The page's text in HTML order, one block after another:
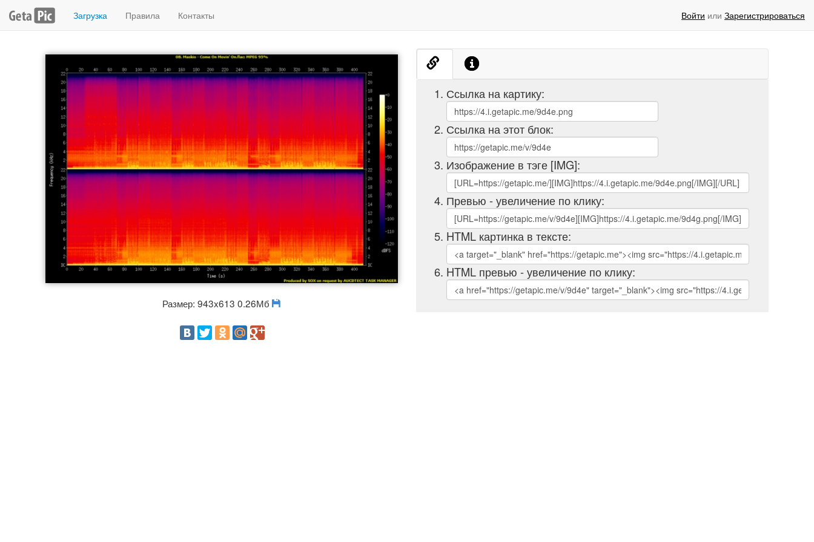
Загрузка Правила Контакты Войти или Зарегистрироваться
Размер: 943x613 0.26Мб
Ссылка на картику:
Ссылка на этот блок:
Изображение в тэге [IMG]:
Превью - увеличение по клику:
HTML картинка в тексте:
HTML превью - увеличение по клику: